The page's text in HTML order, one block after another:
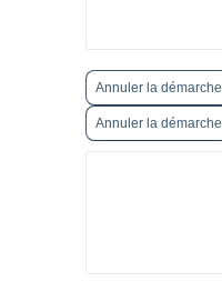
Annuler la démarche
Annuler la démarche